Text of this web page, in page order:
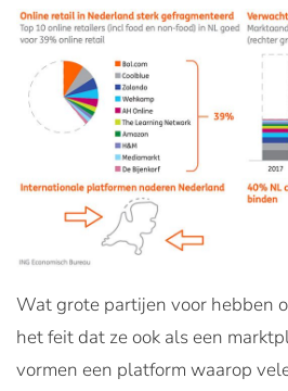
Wat grote partijen voor hebben
het feit dat ze ook als een
vormen een platform waarop